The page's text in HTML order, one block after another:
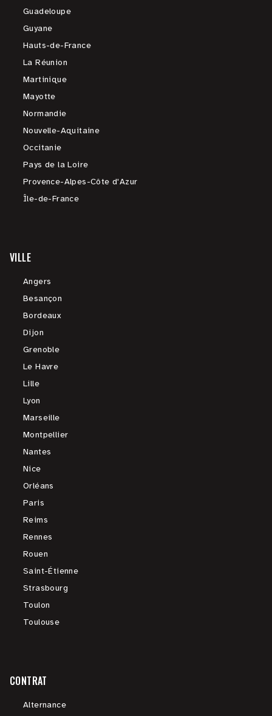
Guadeloupe
Guyane
Hauts-de-France
La Réunion
Martinique
Mayotte
Normandie
Nouvelle-Aquitaine
Occitanie
Pays de la Loire
Provence-Alpes-Côte d'Azur
Île-de-France
VILLE
Angers
Besançon
Bordeaux
Dijon
Grenoble
Le Havre
Lille
Lyon
Marseille
Montpellier
Nantes
Nice
Orléans
Paris
Reims
Rennes
Rouen
Saint-Étienne
Strasbourg
Toulon
Toulouse
CONTRAT
Alternance